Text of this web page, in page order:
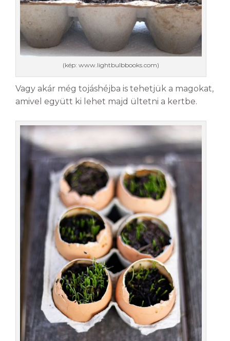
(kép: www.lightbulbbooks.com)
Vagy akár még tojáshéjba is tehetjük a magokat,
amivel együtt ki lehet majd ültetni a kertbe.